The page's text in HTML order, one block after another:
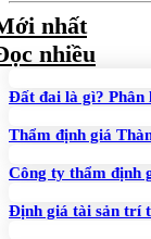
nhất
nhiều
Đất đai là gì? Phân
Thẩm định giá
Công ty thẩm định
Định giá tài sản trí